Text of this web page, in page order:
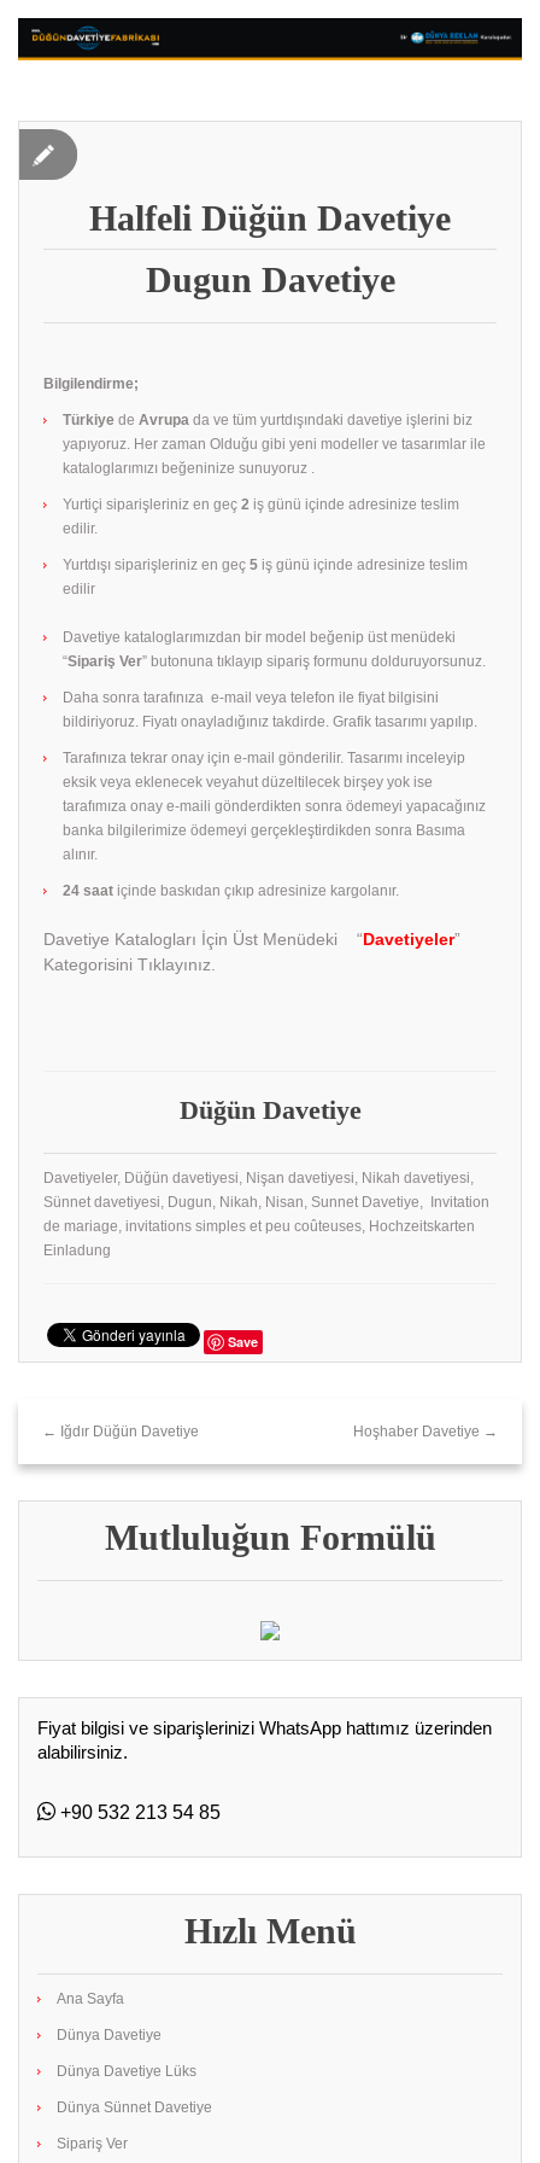
Halfeli Düğün Davetiye
Dugun Davetiye
Bilgilendirme;
Türkiye de Avrupa da ve tüm yurtdışındaki davetiye işlerini biz
yapıyoruz. Her zaman Olduğu gibi yeni modeller ve tasarımlar ile
kataloglarımızı beğeninize sunuyoruz .
Yurtiçi siparişleriniz en geç 2 iş günü içinde adresinize teslim
edilir.
Yurtdışı siparişleriniz en geç 5 iş günü içinde adresinize teslim
edilir
Davetiye kataloglarımızdan bir model beğenip üst menüdeki
“Sipariş Ver” butonuna tıklayıp sipariş formunu dolduruyorsunuz.
Daha sonra tarafınıza e-mail veya telefon ile fiyat bilgisini
bildiriyoruz. Fiyatı onayladığınız takdirde. Grafik tasarımı yapılıp.
Tarafınıza tekrar onay için e-mail gönderilir. Tasarımı inceleyip
eksik veya eklenecek veyahut düzeltilecek birşey yok ise
tarafımıza onay e-maili gönderdikten sonra ödemeyi yapacağınız
banka bilgilerimize ödemeyi gerçekleştirdikden sonra Basıma
alınır.
24 saat içinde baskıdan çıkıp adresinize kargolanır.
Davetiye Katalogları İçin Üst Menüdeki “Davetiyeler”
Kategorisini Tıklayınız.
Düğün Davetiye
Davetiyeler, Düğün davetiyesi, Nişan davetiyesi, Nikah davetiyesi,
Sünnet davetiyesi, Dugun, Nikah, Nisan, Sunnet Davetiye, Invitation
de mariage, invitations simples et peu coûteuses, Hochzeitskarten
Einladung
Save
← Iğdır Düğün Davetiye Hoşhaber Davetiye →
Mutluluğun Formülü
Fiyat bilgisi ve siparişlerinizi WhatsApp hattımız üzerinden
alabilirsiniz.
+90 532 213 54 85
Hızlı Menü
Ana Sayfa
Dünya Davetiye
Dünya Davetiye Lüks
Dünya Sünnet Davetiye
Sipariş Ver